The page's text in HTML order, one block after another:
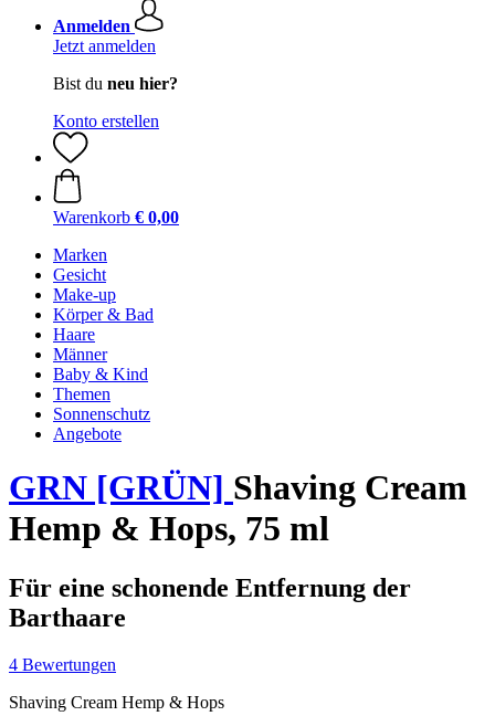
Anmelden
Jetzt anmelden
Bist du neu hier?
Konto erstellen
Warenkorb € 0,00
Marken
Gesicht
Make-up
Körper & Bad
Haare
Männer
Baby & Kind
Themen
Sonnenschutz
Angebote
GRN [GRÜN] Shaving Cream
Hemp & Hops, 75 ml
Für eine schonende Entfernung der
Barthaare
4 Bewertungen
Shaving Cream Hemp & Hops